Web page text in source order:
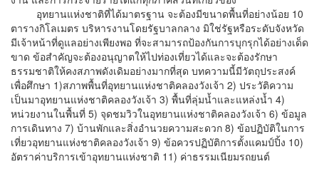
อุทยานแห่งชาติที่ได้มาตรฐาน จะต้องมีขนาดพื้นที่อย่างน้อย 10
ตารางกิโลเมตร บริหารงานโดยรัฐบาลกลาง มิใช่รัฐหรือระดับจังหวัด
มีเจ้าหน้าที่ดูแลอย่างเพียงพอ ที่จะสามารถป้องกันการบุกรุกได้อย่างเด็ด
ขาด ข้อสำคัญจะต้องอนุญาตให้ไปท่องเที่ยวได้และจะต้องรักษา
ธรรมชาติให้คงสภาพดังเดิมอย่างมากที่สุด บทความนี้มีวัตถุประสงค์
เพื่อศึกษา 1)สภาพพื้นที่อุทยานแห่งชาติคลองวังเจ้า 2) ประวัติความ
เป็นมาอุทยานแห่งชาติคลองวังเจ้า 3) พื้นที่ลุ่มน้ำและแหล่งน้ำ 4)
หน่วยงานในพื้นที่ 5) จุดชมวิวในอุทยานแห่งชาติคลองวังเจ้า 6) ข้อมูล
การเดินทาง 7) บ้านพักและสิ่งอำนวยความสะดวก 8) ข้อปฏิบัติในการ
เที่ยวอุทยานแห่งชาติคลองวังเจ้า 9) ข้อควรปฏิบัติการตั้งแคมป์ปิ้ง 10)
อัตราค่าบริการเข้าอุทยานแห่งชาติ 11) ค่าธรรมเนียมรถยนต์